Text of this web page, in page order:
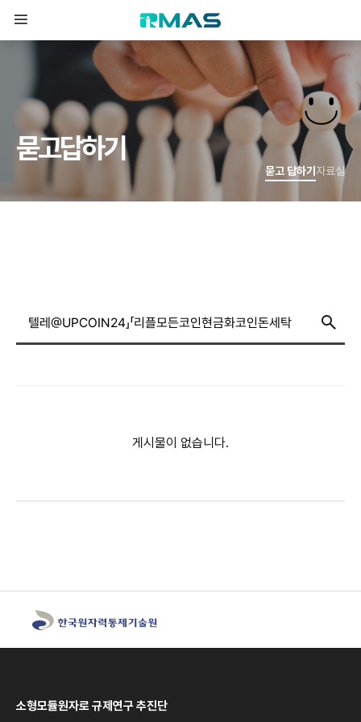
묻고답하기
묻고 답하기 자료실
게시물이 없습니다.
소형모듈원자로 규제연구 추진단